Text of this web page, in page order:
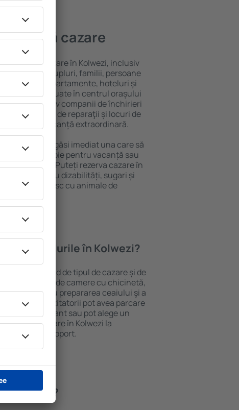
bună cazare
de cazare în Kolwezi, inclusiv
persoană, cupluri, familii, persoane
pot sta în apartamente, hoteluri și
și sunt situate în centrul orașului
inclusiv companii de închirieri
centre de reparaţii și locuri de
o vacanță extraordinară.
Kolwezi, veţi găsi imediat una care să
ce aveți nevoie pentru vacanță sau
aleasă. Puteți rezerva cazare în
persoanele cu dizabilități, sugari și
care călătoresc cu animale de
hotelurile în Kolwezi?
Kolwezi depind de tipul de cazare și de
pot beneficia de camere cu chicinetă,
pentru prepararea ceaiului şi a
la internet. Vizitatorii pot avea parcare
la restaurant sau pot alege un
rezerva cazare în Kolwezi la
de la aeroport.
Kolwezi?